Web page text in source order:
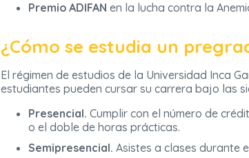
Premio ADIFAN en la lucha contra la
¿Cómo se estudia un
El régimen de estudios de la Universidad Inca
estudiantes pueden cursar su carrera bajo las
Presencial. Cumplir con el número de
o el doble de horas prácticas.
Semipresencial. Asistes a clases durante